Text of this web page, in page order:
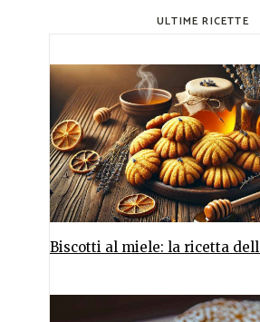
ULTIME RICETTE
Biscotti al miele: la ricetta